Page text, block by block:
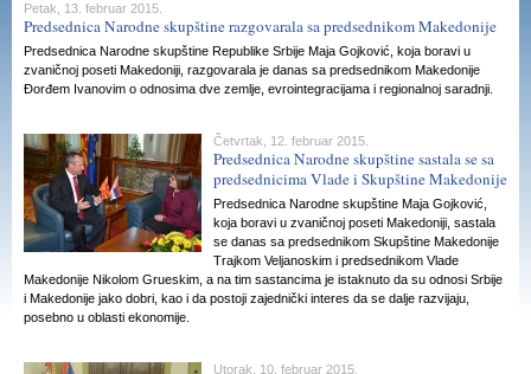
Petak, 13. februar 2015.
Predsednica Narodne skupštine razgovarala sa predsednikom Makedonije
Predsednica Narodne skupštine Republike Srbije Maja Gojković, koja boravi u
zvaničnoj poseti Makedoniji, razgovarala je danas sa predsednikom Makedonije
Đorđem Ivanovim o odnosima dve zemlje, evrointegracijama i regionalnoj saradnji.
Četvrtak, 12. februar 2015.
Predsednica Narodne skupštine sastala se sa
predsednicima Vlade i Skupštine Makedonije
Predsednica Narodne skupštine Maja Gojković,
koja boravi u zvaničnoj poseti Makedoniji, sastala
se danas sa predsednikom Skupštine Makedonije
Trajkom Veljanoskim i predsednikom Vlade
Makedonije Nikolom Grueskim, a na tim sastancima je istaknuto da su odnosi Srbije
i Makedonije jako dobri, kao i da postoji zajednički interes da se dalje razvijaju,
posebno u oblasti ekonomije.
Utorak, 10. februar 2015.